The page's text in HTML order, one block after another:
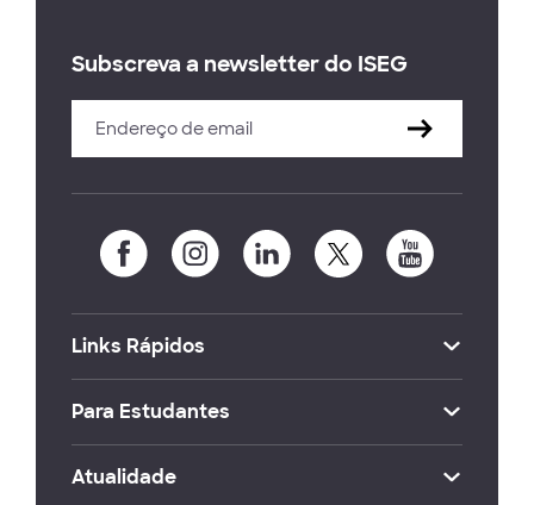
Subscreva a newsletter do ISEG
Links Rápidos
Para Estudantes
Atualidade